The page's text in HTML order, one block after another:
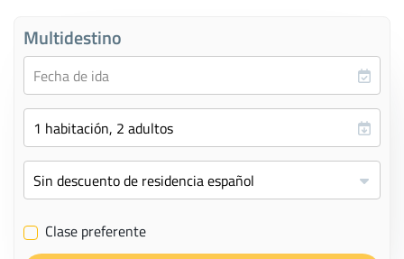
Multidestino
✔ Clase preferente